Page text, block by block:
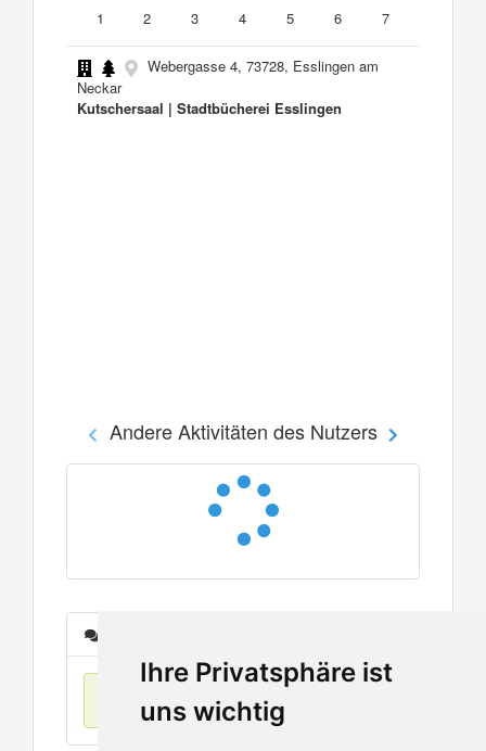
Ihre Privatsphäre ist
uns wichtig
1
2 3 4 5 6 7
Webergasse 4, 73728, Esslingen am
Neckar
Kutschersaal | Stadtbücherei Esslingen
Andere Aktivitäten des Nutzers
Keine Einträge